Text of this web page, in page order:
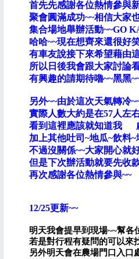
首先先感謝各位熱情參與
聚會圓滿成功~~相信大家
集合場地舉辦活動~~GO
哈哈~~現在想齊來還很好
有車友說接下來希望藉由
所以日後我會跟大家討論
有興趣的請期待嚕~~黑黑
另外~~由於這次天氣轉冷
實際人數大約是在57人左
看到這裡應該就知道
加上其他吐司~地瓜~飲料
不過沒關係~~大家開心就
但是下次辦活動就要先收
再次感謝各位熱情參與~~
12/25更新~~
明天我會提早到現場~~幫各
若是對行程有疑問的可以來
另外明天會在農場門口入口